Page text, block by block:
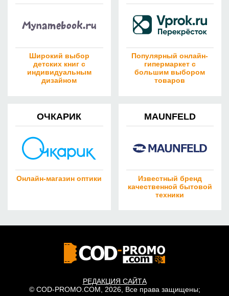
Широкий выбор
детских книг с
индивидуальным
дизайном
Популярный онлайн-
гипермаркет с
большим выбором
товаров
ОЧКАРИК
Онлайн-магазин оптики
MAUNFELD
Известный бренд
качественной бытовой
техники
РЕДАКЦИЯ САЙТА
© COD-PROMO.COM, 2026, Все права защищены;